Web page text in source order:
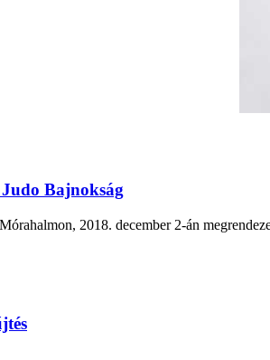
Bajnokság
Mórahalmon, 2018. december 2-án